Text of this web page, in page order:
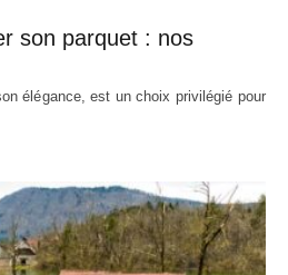
son parquet : nos
élégance, est un choix privilégié pour